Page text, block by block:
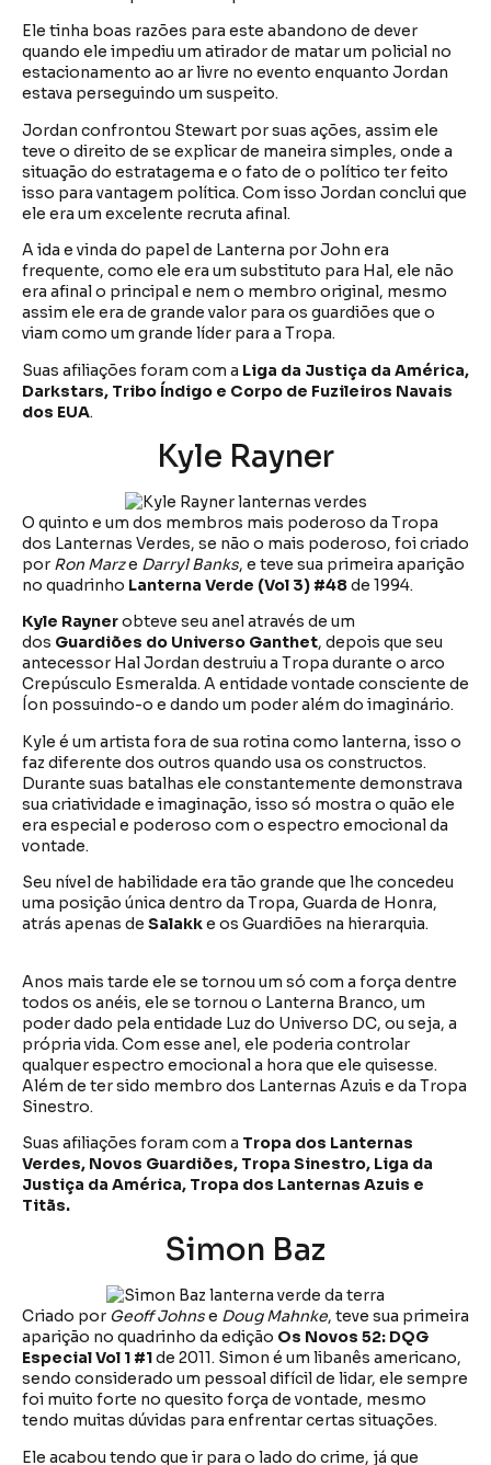
Ele tinha boas razões para este abandono de dever
quando ele impediu um atirador de matar um policial no
estacionamento ao ar livre no evento enquanto Jordan
estava perseguindo um suspeito.
Jordan confrontou Stewart por suas ações, assim ele
teve o direito de se explicar de maneira simples, onde a
situação do estratagema e o fato de o político ter feito
isso para vantagem política. Com isso Jordan conclui que
ele era um excelente recruta afinal.
A ida e vinda do papel de Lanterna por John era
frequente, como ele era um substituto para Hal, ele não
era afinal o principal e nem o membro original, mesmo
assim ele era de grande valor para os guardiões que o
viam como um grande líder para a Tropa.
Suas afiliações foram com a Liga da Justiça da América,
Darkstars, Tribo Índigo e Corpo de Fuzileiros Navais
dos EUA.
Kyle Rayner
O quinto e um dos membros mais poderoso da Tropa
dos Lanternas Verdes, se não o mais poderoso, foi criado
por Ron Marze Darryl Banks, e teve sua primeira aparição
no quadrinho Lanterna Verde (Vol 3) #48de 1994.
Kyle Raynerobteve seu anel através de um
dos Guardiões do Universo Ganthet, depois que seu
antecessor Hal Jordan destruiu a Tropa durante o arco
Crepúsculo Esmeralda. A entidade vontade consciente de
Íon possuindo-o e dando um poder além do imaginário.
Kyle é um artista fora de sua rotina como lanterna, isso o
faz diferente dos outros quando usa os constructos.
Durante suas batalhas ele constantemente demonstrava
sua criatividade e imaginação, isso só mostra o quão ele
era especial e poderoso com o espectro emocional da
vontade.
Seu nível de habilidade era tão grande que lhe concedeu
uma posição única dentro da Tropa, Guarda de Honra,
atrás apenas de Salakke os Guardiões na hierarquia.
Anos mais tarde ele se tornou um só com a força dentre
todos os anéis, ele se tornou o Lanterna Branco, um
poder dado pela entidade Luz do Universo DC, ou seja, a
própria vida. Com esse anel, ele poderia controlar
qualquer espectro emocional a hora que ele quisesse.
Além de ter sido membro dos Lanternas Azuis e da Tropa
Sinestro.
Suas afiliações foram com a Tropa dos Lanternas
Verdes, Novos Guardiões, Tropa Sinestro, Liga da
Justiça da América, Tropa dos Lanternas Azuis e
Titãs.
Simon Baz
Criado por Geoff Johnse Doug Mahnke, teve sua primeira
aparição no quadrinho da edição Os Novos 52: DQG
Especial Vol 1 #1de 2011. Simon é um libanês americano,
sendo considerado um pessoal difícil de lidar, ele sempre
foi muito forte no quesito força de vontade, mesmo
tendo muitas dúvidas para enfrentar certas situações.
Ele acabou tendo que ir para o lado do crime, já que